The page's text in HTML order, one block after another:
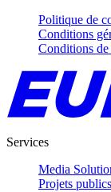
Politique de
Conditions
Conditions de
Services
Media
Projets